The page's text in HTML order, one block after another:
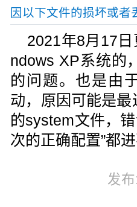
因以下文件的损坏或者
2021年8月17
ndows XP系统的
的问题。也是由
动，原因可能是
的system文件，
次的正确配置”都
发